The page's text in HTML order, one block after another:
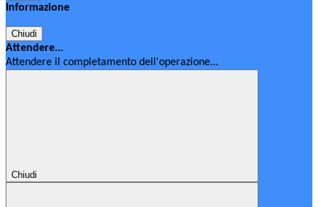
Informazione
Chiudi
Attendere...
Attendere il completamento dell'operazione...
Chiudi